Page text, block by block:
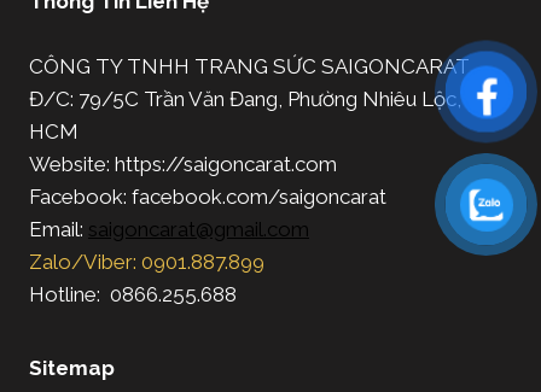
CÔNG TY TNHH TRANG SỨC SAIGONCARAT
Đ/C: 79/5C Trần Văn Đang, Phường Nhiêu Lộc, TP.
HCM
Website: https://saigoncarat.com
Facebook: facebook.com/saigoncarat
Email: saigoncarat@gmail.com
Zalo/Viber: 0901.887.899
Hotline: 0866.255.688
Sitemap